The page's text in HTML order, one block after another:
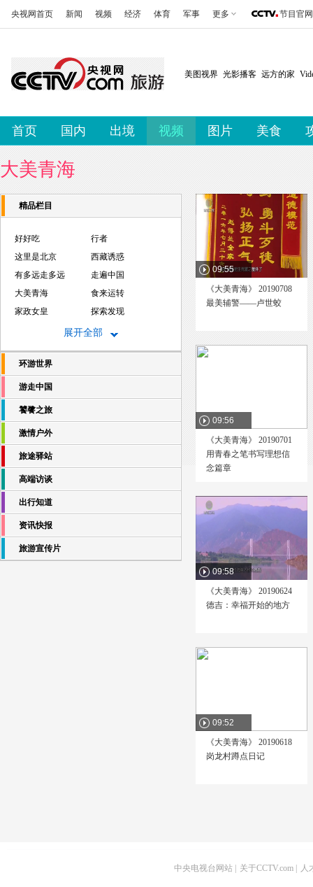
央视网首页 新闻 视频 经济 体育 军事 更多 节目官网
美图视界 光影播客 远方的家
首页 国内 出境 视频 图片 美食
大美青海
精品栏目
好好吃
行者
这里是北京
西藏诱惑
有多远走多远
走遍中国
大美青海
食来运转
家政女皇
探索发现
大驾光临
世界游
西藏风情
旅游新时空
天府旅游
蔚蓝的故乡
跨越亚洲途观之旅
爽食行天下
我是探路者
美丽目的地
畅游北京
荒野求生
海南岛纪事
文明之印
展开全部
环游世界
游走中国
饕餮之旅
激情户外
旅途驿站
高端访谈
出行知道
资讯快报
旅游宣传片
09:55
《大美青海》 20190708
最美辅警——卢世蛟
09:56
《大美青海》 20190701
用青春之笔书写理想信
念篇章
09:58
《大美青海》 20190624
德吉：幸福开始的地方
09:52
《大美青海》 20190618
岗龙村蹲点日记
中央电视台网站 关于CCTV.com 人